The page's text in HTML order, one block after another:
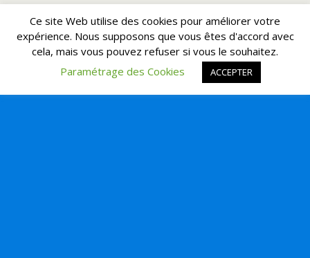
Ce site Web utilise des cookies pour améliorer votre
expérience. Nous supposons que vous êtes d'accord avec
cela, mais vous pouvez refuser si vous le souhaitez.
Paramétrage des Cookies
ACCEPTER